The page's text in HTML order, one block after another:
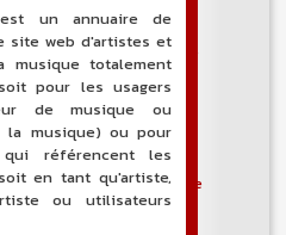
Heavenly voices
Musique hindoustanie
Tropical house
Indietronica
Metal industriel
Musique instrumentale
un annuaire de
site web d'artistes et
musique totalement
pour les usagers
de musique ou
la musique) ou pour
référencent les
en tant qu'artiste,
ou utilisateurs